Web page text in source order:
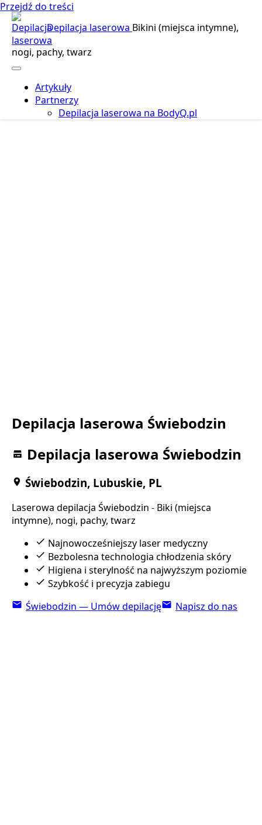
Przejdź do treści
Depilacja laserowa Bikini (miejsca intymne),
nogi, pachy, twarz
Artykuły
Partnerzy
Depilacja laserowa na BodyQ.pl
Depilacja laserowa Świebodzin
Depilacja laserowa Świebodzin
Świebodzin, Lubuskie, PL
Laserowa depilacja Świebodzin - Biki (miejsca
intymne), nogi, pachy, twarz
Najnowocześniejszy laser medyczny
Bezbolesna technologia chłodzenia skóry
Higiena i sterylność na najwyższym poziomie
Szybkość i precyzja zabiegu
Świebodzin — Umów depilację
Napisz do nas